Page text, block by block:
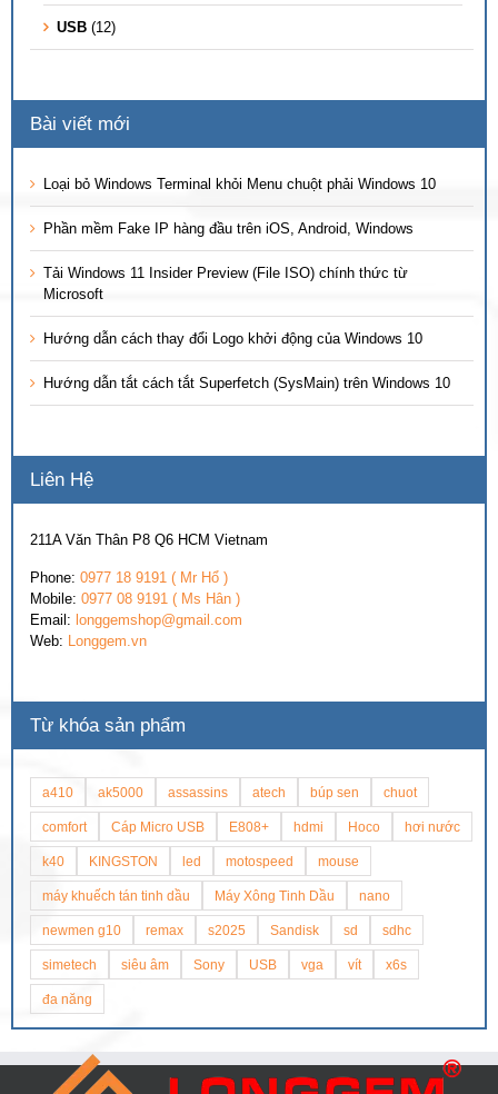
USB (12)
Bài viết mới
Loại bỏ Windows Terminal khỏi Menu chuột phải Windows 10
Phần mềm Fake IP hàng đầu trên iOS, Android, Windows
Tải Windows 11 Insider Preview (File ISO) chính thức từ
Microsoft
Hướng dẫn cách thay đổi Logo khởi động của Windows 10
Hướng dẫn tắt cách tắt Superfetch (SysMain) trên Windows 10
Liên Hệ
211A Văn Thân P8 Q6 HCM Vietnam
Phone: 0977 18 9191 ( Mr Hổ )
Mobile: 0977 08 9191 ( Ms Hân )
Email: longgemshop@gmail.com
Web: Longgem.vn
Từ khóa sản phẩm
a410 ak5000 assassins atech búp sen chuot
comfort Cáp Micro USB E808+ hdmi Hoco hơi nước
k40 KINGSTON led motospeed mouse
máy khuếch tán tinh dầu Máy Xông Tinh Dầu nano
newmen g10 remax s2025 Sandisk sd sdhc
simetech siêu âm Sony USB vga vít x6s
đa năng